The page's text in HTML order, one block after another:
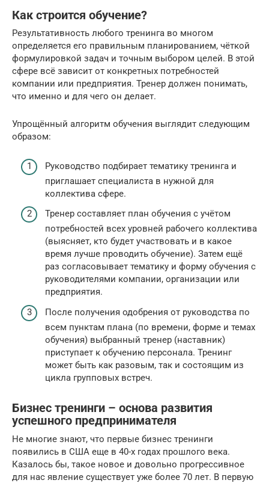
Как строится обучение?
Результативность любого тренинга во многом
определяется его правильным планированием, чёткой
формулировкой задач и точным выбором целей. В этой
сфере всё зависит от конкретных потребностей
компании или предприятия. Тренер должен понимать,
что именно и для чего он делает.
Упрощённый алгоритм обучения выглядит следующим
образом:
Руководство подбирает тематику тренинга и
приглашает специалиста в нужной для
коллектива сфере.
Тренер составляет план обучения с учётом
потребностей всех уровней рабочего коллектива
(выясняет, кто будет участвовать и в какое
время лучше проводить обучение). Затем ещё
раз согласовывает тематику и форму обучения с
руководителями компании, организации или
предприятия.
После получения одобрения от руководства по
всем пунктам плана (по времени, форме и темах
обучения) выбранный тренер (наставник)
приступает к обучению персонала. Тренинг
может быть как разовым, так и состоящим из
цикла групповых встреч.
Бизнес тренинги – основа развития
успешного предпринимателя
Не многие знают, что первые бизнес тренинги
появились в США еще в 40-х годах прошлого века.
Казалось бы, такое новое и довольно прогрессивное
для нас явление существует уже более 70 лет. В первую